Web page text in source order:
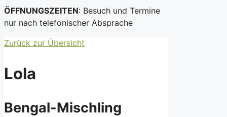
ÖFFNUNGSZEITEN: Besuch und Termine
nur nach telefonischer Absprache
Zurück zur Übersicht
Lola
Bengal-Mischling